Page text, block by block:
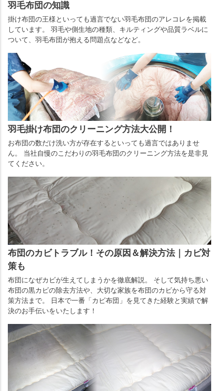
羽毛布団の知識
掛け布団の王様といっても過言でない羽毛布団のアレコレを掲載
しています。 羽毛や側生地の種類、キルティングや品質ラベルに
ついて、羽毛布団が抱える問題点などなど。
羽毛掛け布団のクリーニング方法大公開！
お布団の数だけ洗い方が存在するといっても過言ではありませ
ん。 当社自慢のこだわりの羽毛布団のクリーニング方法を是非見
てください。
布団のカビトラブル！その原因＆解決方法｜カビ対
策も
布団になぜカビが生えてしまうかを徹底解説。 そして気持ち悪い
布団の黒カビの除去方法や、大切な家族を布団のカビから守る対
策方法まで。 日本で一番「カビ布団」を見てきた経験と実績で解
決のお手伝いをいたします！